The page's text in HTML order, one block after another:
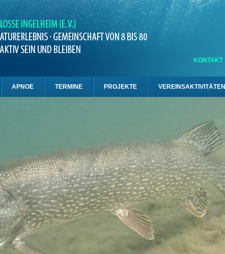
KONTAKT
APNOE TERMINE PROJEKTE VEREINSAKTIVITÄTEN